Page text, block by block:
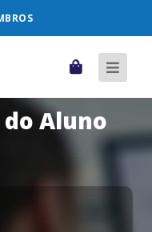
Carrinho
do Aluno